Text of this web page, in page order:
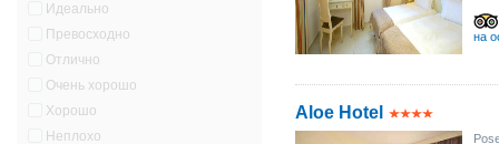
Идеально
Превосходно
Отлично
Очень хорошо
Хорошо
Неплохо
на
Aloe Hotel